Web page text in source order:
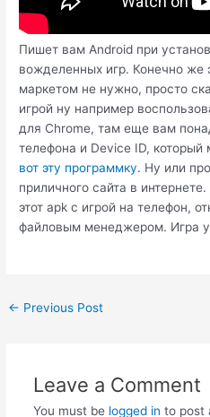
Пишет вам Android при
вожделенных игр. Конечно же
маркетом не нужно, просто
игрой ну например
для Chrome, там еще вам
телефона и Device ID,
вот эту программку. Ну или
приличного сайта в
этот apk с игрой на телефон,
файловым менеджером. Игра
Post
← Previous Post
Leave a Comment
You must be logged in to post